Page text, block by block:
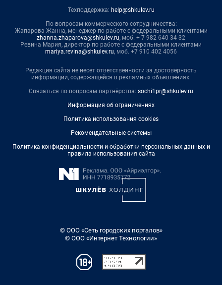
Техподдержка: help@shkulev.ru
По вопросам коммерческого сотрудничества:
Жапарова Жанна, менеджер по работе с федеральными клиентами
zhanna.zhaparova@shkulev.ru, моб. + 7 982 640 34 32
Ревина Мария, директор по работе с федеральными клиентами
mariya.revina@shkulev.ru, моб. +7 910 402 4056
Редакция сайта не несет ответственности за достоверность
информации, содержащейся в рекламных объявлениях.
Связаться по вопросам партнёрства: sochi1pr@shkulev.ru
Информация об ограничениях
Политика использования cookies
Рекомендательные системы
Политика конфиденциальности и обработки персональных данных и
правила использования сайта
© ООО «Сеть городских порталов»
© ООО «Интернет Технологии»